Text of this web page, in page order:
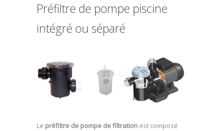
Préfiltre de pompe piscine
intégré ou séparé
Le préfiltre de pompe de filtration est composé